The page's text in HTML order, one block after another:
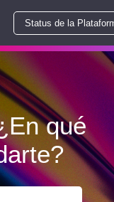
Status de la
qué